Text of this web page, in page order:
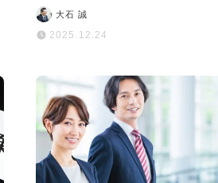
負担を減らすポイント
大石 誠
2025.12.24